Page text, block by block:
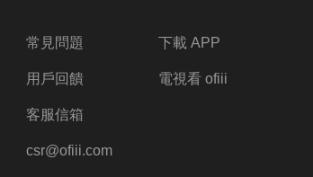
常見問題
用戶回饋
客服信箱
csr@ofiii.com
下載 APP
電視看 ofiii